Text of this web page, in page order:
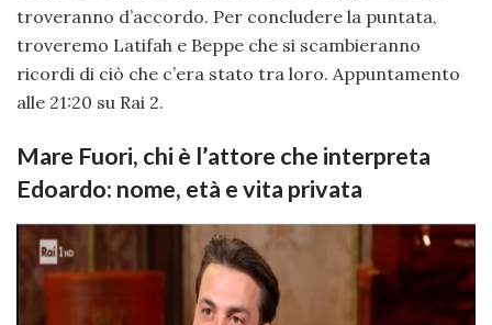
troveranno d’accordo. Per concludere la puntata,
troveremo Latifah e Beppe che si scambieranno
ricordi di ciò che c’era stato tra loro. Appuntamento
alle 21:20 su Rai 2.
Mare Fuori, chi è l’attore che interpreta
Edoardo: nome, età e vita privata